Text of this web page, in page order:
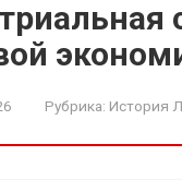
Рубрика: История